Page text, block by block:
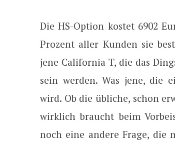
Die HS-Option kostet 6902
Prozent aller Kunden sie
jene California T, die das
sein werden. Was jene, die
wird. Ob die übliche, schon
wirklich braucht beim
noch eine andere Frage, die